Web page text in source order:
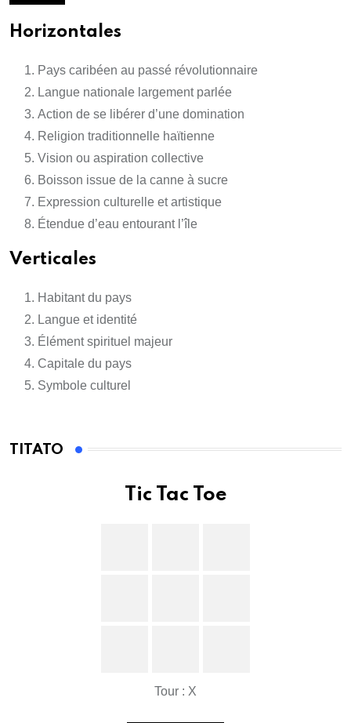
Horizontales
Pays caribéen au passé révolutionnaire
Langue nationale largement parlée
Action de se libérer d’une domination
Religion traditionnelle haïtienne
Vision ou aspiration collective
Boisson issue de la canne à sucre
Expression culturelle et artistique
Étendue d’eau entourant l’île
Verticales
Habitant du pays
Langue et identité
Élément spirituel majeur
Capitale du pays
Symbole culturel
TITATO
Tic Tac Toe
Tour : X